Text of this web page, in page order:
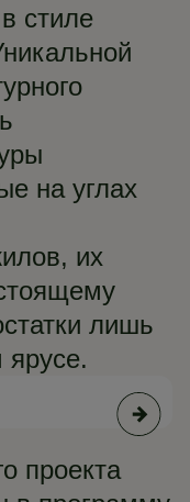
стиле
на углах
их
лишь
ярусе.
проекта